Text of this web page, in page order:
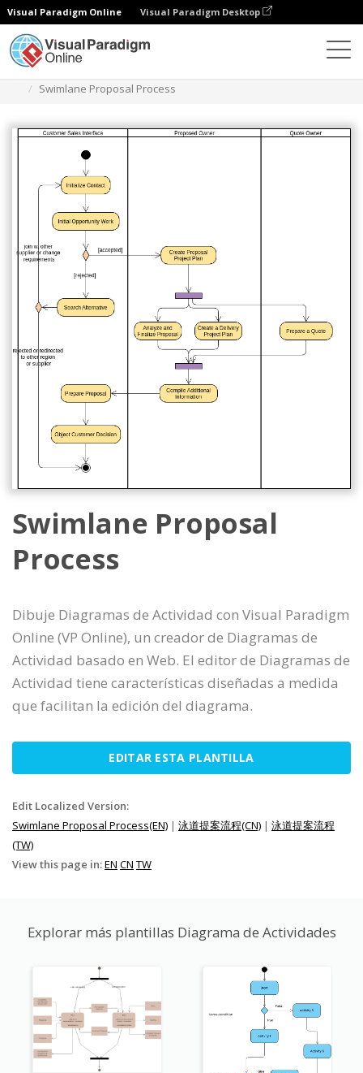
Visual Paradigm Online Visual Paradigm Desktop
Swimlane Proposal Process
Swimlane Proposal
Process
Dibuje Diagramas de Actividad con Visual Paradigm
Online (VP Online), un creador de Diagramas de
Actividad basado en Web. El editor de Diagramas de
Actividad tiene características diseñadas a medida
que facilitan la edición del diagrama.
EDITAR ESTA PLANTILLA
Edit Localized Version:
Swimlane Proposal Process(EN) | 泳道提案流程(CN) | 泳道提案流程
(TW)
View this page in:EN CN TW
Explorar más plantillas Diagrama de Actividades